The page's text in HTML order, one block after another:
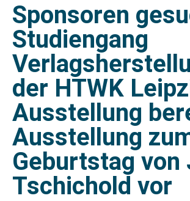
Sponsoren
Studiengang
der HTWK
Ausstellung
Ausstellung
Geburtstag von
Tschichold vor